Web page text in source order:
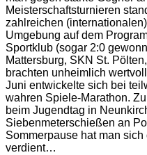
Meisterschaftsturnieren
zahlreichen
Umgebung auf dem
Sportklub (sogar 2:0
Mattersburg, SKN St.
brachten unheimlich
Juni entwickelte sich bei
wahren Spiele-Marathon.
beim Jugendtag in
Siebenmeterschießen an
Sommerpause hat man
verdient…